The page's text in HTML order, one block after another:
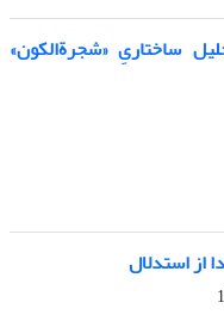
ساختاریِ «شجرة‌الکون»
از استدلال